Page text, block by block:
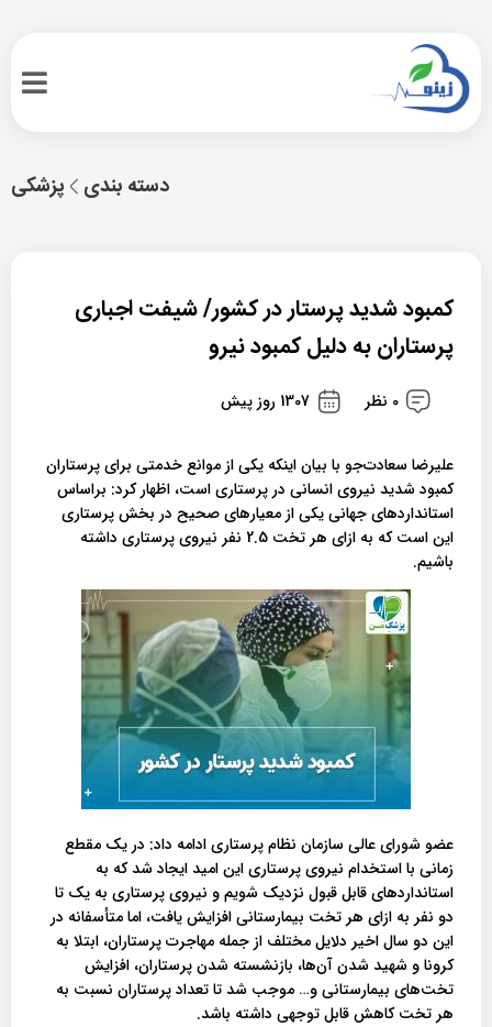
پزشکی دسته بندی
کمبود شدید پرستار در کشور/ شیفت‌ اجباری
پرستاران به دلیل کمبود نیرو
0 نظر 1307 روز پیش
علیرضا سعا‌دت‌جو با بیان اینکه یکی از موانع خدمتی برای پرستاران
کمبود شدید نیروی انسانی در پرستاری است، اظهار کرد: براساس
استاندارد‌های جهانی یکی از معیارهای صحیح در بخش پرستاری
این است که به ازای هر تخت 2.5 نفر نیروی پرستاری داشته
باشیم.
عضو شورای عالی سازمان نظام پرستاری ادامه داد: در یک مقطع
زمانی با استخدام نیروی پرستاری این امید ایجاد شد که به
استانداردهای قابل قبول نزدیک شویم و نیروی پرستاری به یک تا
دو نفر به ازای هر تخت بیمارستانی افزایش یافت، اما متأسفانه در
این دو سال اخیر دلایل مختلف از جمله مهاجرت پرستاران، ابتلا به
کرونا و شهید شدن آن‌ها‌، بازنشسته شدن پرستاران، افزایش
تخت‌های بیمارستانی و… موجب شد تا تعداد پرستاران نسبت به
هر تخت کاهش قابل توجهی داشته باشد.